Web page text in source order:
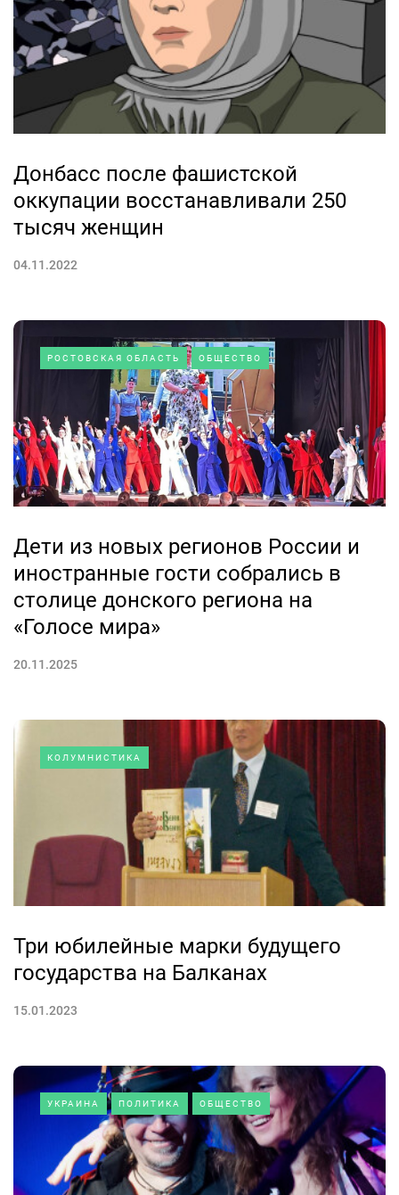
Донбасс после фашистской
оккупации восстанавливали 250
тысяч женщин
04.11.2022
РОСТОВСКАЯ ОБЛАСТЬ ОБЩЕСТВО
Дети из новых регионов России и
иностранные гости собрались в
столице донского региона на
«Голосе мира»
20.11.2025
КОЛУМНИСТИКА
Три юбилейные марки будущего
государства на Балканах
15.01.2023
УКРАИНА ПОЛИТИКА ОБЩЕСТВО